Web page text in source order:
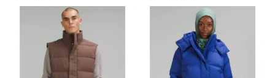
男士折扣专区 女生也可穿 Boxing day 专区